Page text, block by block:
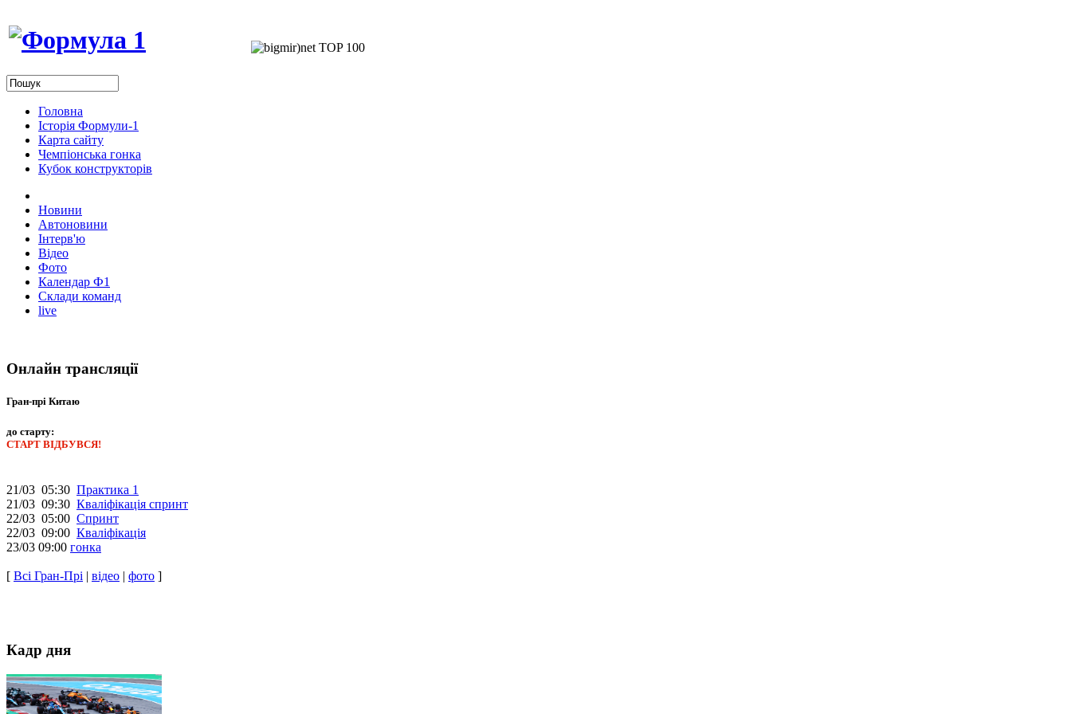
Головна
Історія Формули-1
Карта сайту
Чемпіонська гонка
Кубок конструкторів
Новини
Автоновини
Інтерв'ю
Відео
Фото
Календар Ф1
Склади команд
live
Онлайн трансляції
Гран-прі Китаю
до старту:
СТАРТ ВІДБУВСЯ!
21/03 05:30 Практика 1
21/03 09:30 Кваліфікація спринт
22/03 05:00 Спринт
22/03 09:00 Кваліфікація
23/03 09:00 гонка
[ Всі Гран-Прі | відео | фото ]
Кадр дня